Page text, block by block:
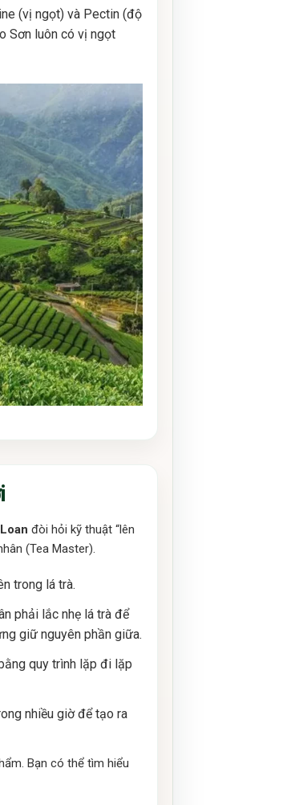
(vị ngọt) và Pectin (độ
Sơn luôn có vị ngọt
đòi hỏi kỹ thuật “lên
(Tea Master).
trong lá trà.
phải lắc nhẹ lá trà để
giữ nguyên phần giữa.
quy trình lặp đi lặp
nhiều giờ để tạo ra
Bạn có thể tìm hiểu